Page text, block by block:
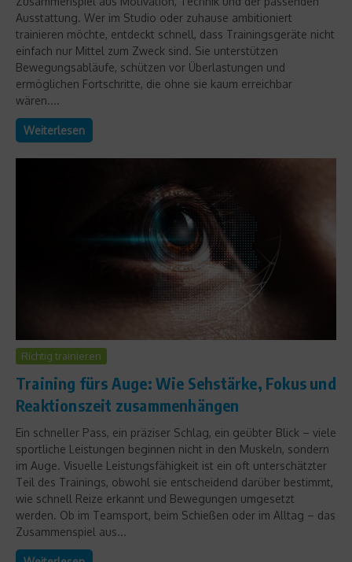
Ausstattung. Wer im Studio oder zuhause ambitioniert
trainieren möchte, entdeckt schnell, dass Trainingsgeräte nicht
einfach nur Mittel zum Zweck sind. Sie unterstützen
Bewegungsabläufe, schützen vor Überlastungen und
ermöglichen Fortschritte, die ohne sie kaum erreichbar
wären....
Weiterlesen
Richtig trainieren
Training fürs Auge: Wie Sehstärke, Fokus und
Reaktionszeit zusammenhängen
Ein schneller Pass, ein präziser Schlag, ein geübter Blick – viele
sportliche Leistungen beginnen nicht in den Muskeln, sondern
im Auge. Visuelle Leistungsfähigkeit ist ein oft unterschätzter
Teil des Trainings, obwohl sie entscheidend darüber bestimmt,
wie schnell Reize erkannt und Bewegungen umgesetzt
werden. Ob im Teamsport, beim Schießen oder im Alltag – das
Zusammenspiel aus...